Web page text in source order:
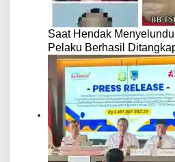
Saat Hendak
Pelaku Berhasil